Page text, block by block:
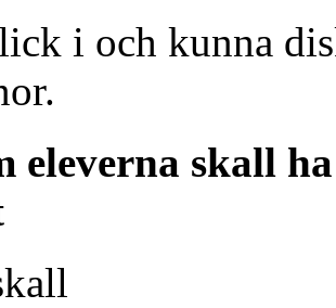
i och kunna
eleverna skall